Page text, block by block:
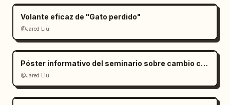
Volante eficaz de "Gato perdido"
@Jared Liu
Póster informativo del seminario sobre cambio climático
@Jared Liu